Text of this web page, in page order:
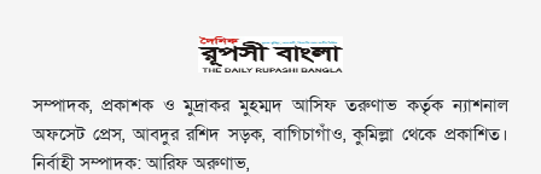
সম্পাদক, প্রকাশক ও মুদ্রাকর মুহম্মদ আসিফ তরুণাভ কর্তৃক ন্যাশনাল
অফসেট প্রেস, আবদুর রশিদ সড়ক, বাগিচাগাঁও, কুমিল্লা থেকে প্রকাশিত।
নির্বাহী সম্পাদক: আরিফ অরুণাভ,